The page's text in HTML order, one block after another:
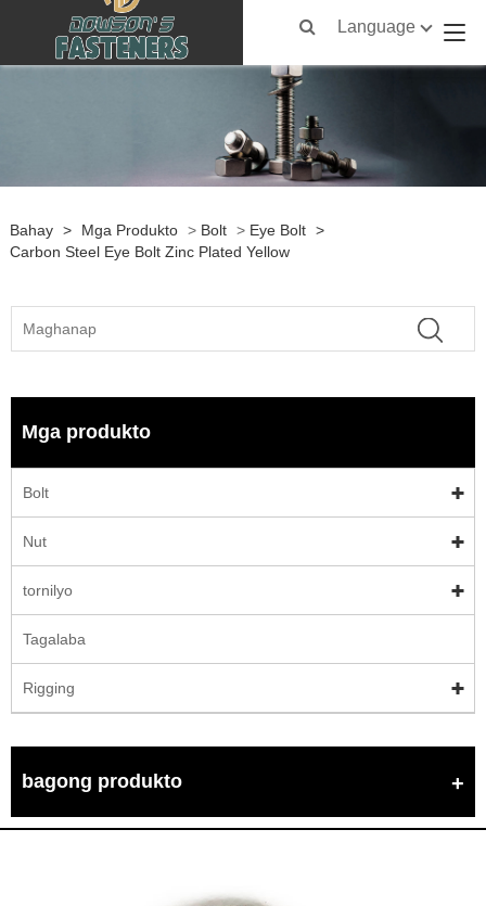
Language
Bahay > Mga Produkto > Bolt > Eye Bolt >
Carbon Steel Eye Bolt Zinc Plated Yellow
Mga produkto
Bolt
Nut
tornilyo
Tagalaba
Rigging
bagong produkto